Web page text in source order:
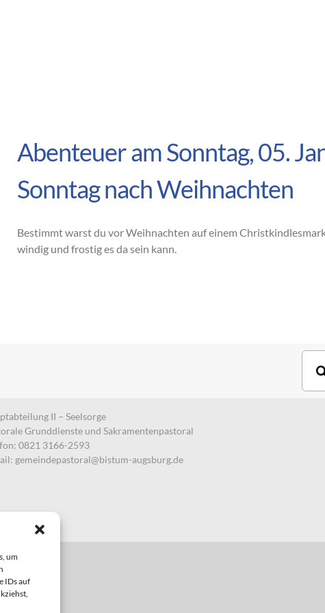
um
IDs auf
Abenteuer am Sonntag, 05.
Sonntag nach Weihnachten
Bestimmt warst du vor Weihnachten auf einem
windig und frostig es da sein kann.
Suche
II – Seelsorge
Grunddienste und Sakramentenpastoral
0821 3166-2593
gemeindepastoral@bistum-augsburg.de